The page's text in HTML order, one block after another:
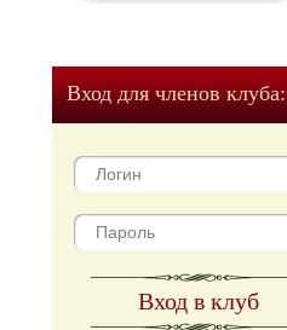
Вход для членов клуба:
Вход в клуб